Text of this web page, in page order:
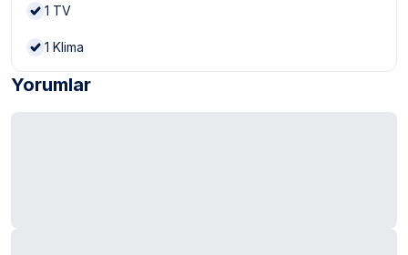
1 TV
1 Klima
Yorumlar